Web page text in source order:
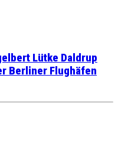
Lütke Daldrup
Berliner Flughäfen